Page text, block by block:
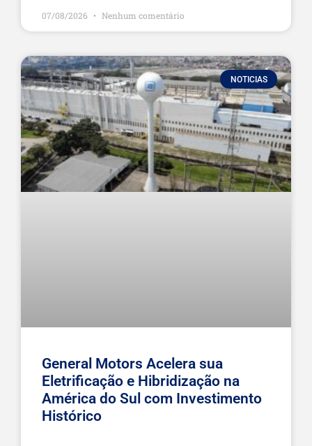
07/08/2026 Nenhum comentário
NOTICIAS
General Motors Acelera sua
Eletrificação e Hibridização na
América do Sul com Investimento
Histórico